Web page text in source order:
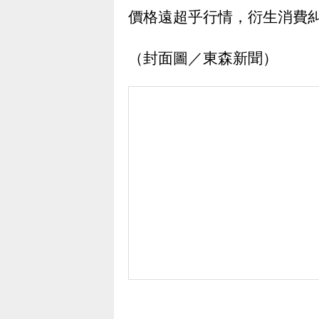
價格遠超乎行情，衍生消費
（封面圖／東森新聞）